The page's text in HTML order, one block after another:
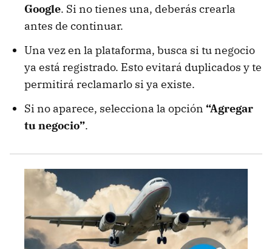
Google. Si no tienes una, deberás crearla
antes de continuar.
Una vez en la plataforma, busca si tu negocio
ya está registrado. Esto evitará duplicados y te
permitirá reclamarlo si ya existe.
Si no aparece, selecciona la opción “Agregar
tu negocio”.